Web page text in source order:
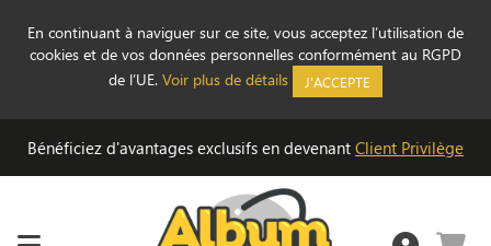
En continuant à naviguer sur ce site, vous acceptez l’utilisation de
cookies et de vos données personnelles conformément au RGPD
de l’UE. Voir plus de détails J'ACCEPTE
Bénéficiez d'avantages exclusifs en devenant Client Privilège